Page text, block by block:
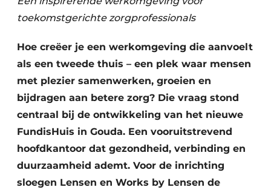
toekomstgerichte zorgprofessionals
Hoe creëer je een werkomgeving die aanvoelt
als een tweede thuis – een plek waar mensen
met plezier samenwerken, groeien en
bijdragen aan betere zorg? Die vraag stond
centraal bij de ontwikkeling van het nieuwe
FundisHuis in Gouda. Een vooruitstrevend
hoofdkantoor dat gezondheid, verbinding en
duurzaamheid ademt. Voor de inrichting
sloegen Lensen en Works by Lensen de